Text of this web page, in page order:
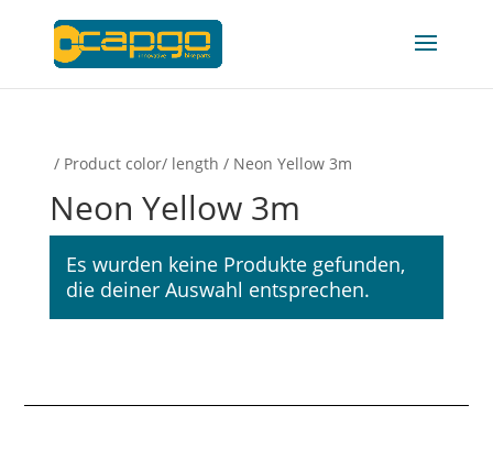
/ Product color/ length / Neon Yellow 3m
Neon Yellow 3m
Es wurden keine Produkte gefunden,
die deiner Auswahl entsprechen.